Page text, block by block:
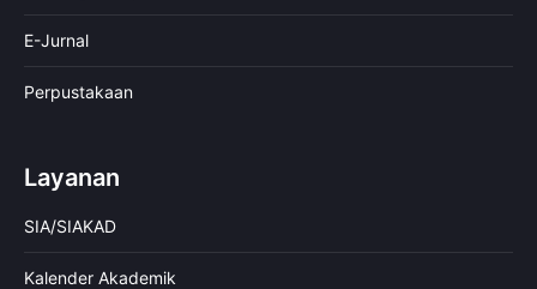
E-Jurnal
Perpustakaan
Layanan
SIA/SIAKAD
Kalender Akademik